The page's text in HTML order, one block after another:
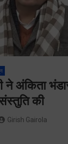
ने अंकिता
की
Girish Gairola